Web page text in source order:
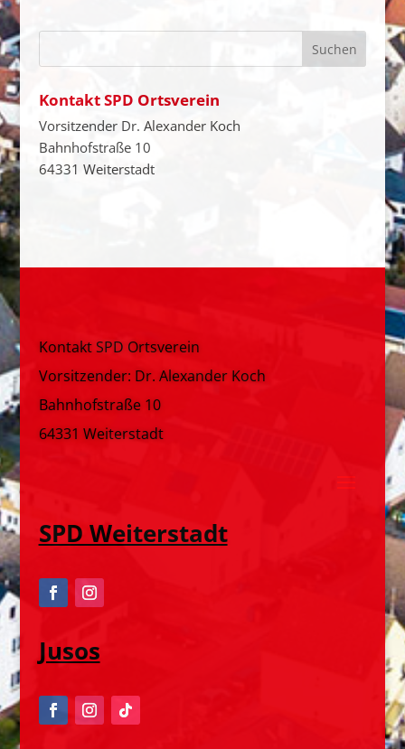
Kontakt SPD Ortsverein
Vorsitzender Dr. Alexander Koch
Bahnhofstraße 10
64331 Weiterstadt
Kontakt SPD Ortsverein
Vorsitzender: Dr. Alexander Koch
Bahnhofstraße 10
64331 Weiterstadt
SPD Weiterstadt
Jusos